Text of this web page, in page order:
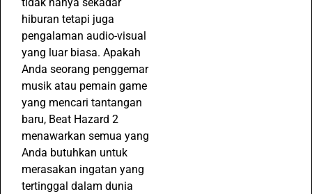
tidak hanya sekadar
hiburan tetapi juga
pengalaman audio-visual
yang luar biasa. Apakah
Anda seorang penggemar
musik atau pemain game
yang mencari tantangan
baru, Beat Hazard 2
menawarkan semua yang
Anda butuhkan untuk
merasakan ingatan yang
tertinggal dalam dunia